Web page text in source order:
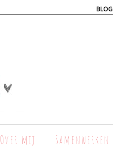
BLOG
Over mij Samenwerken